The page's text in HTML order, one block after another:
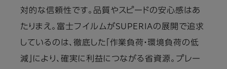
対的な信頼性です。品質やスピードの安心感はあ
たりまえ。富士フイルムがSUPERIAの展開で追求
しているのは、徹底した「作業負荷・環境負荷の低
減」により、確実に利益につながる省資源。プレー